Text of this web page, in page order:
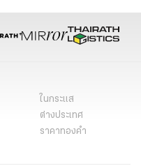
ในกระแส
ต่างประเทศ
ราคาทองคำ